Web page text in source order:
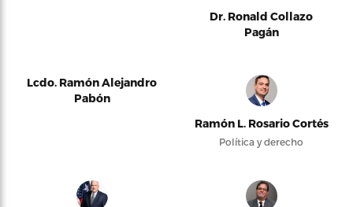
Dr. Ronald Collazo
Pagán
Lcdo. Ramón Alejandro
Pabón
Ramón L. Rosario Cortés
Política y derecho